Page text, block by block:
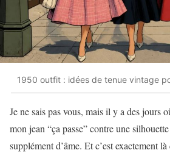
1950 outfit : idées de tenue vintage
Je ne sais pas vous, mais il y a des jours
mon jean “ça passe” contre une
supplément d’âme. Et c’est exactement